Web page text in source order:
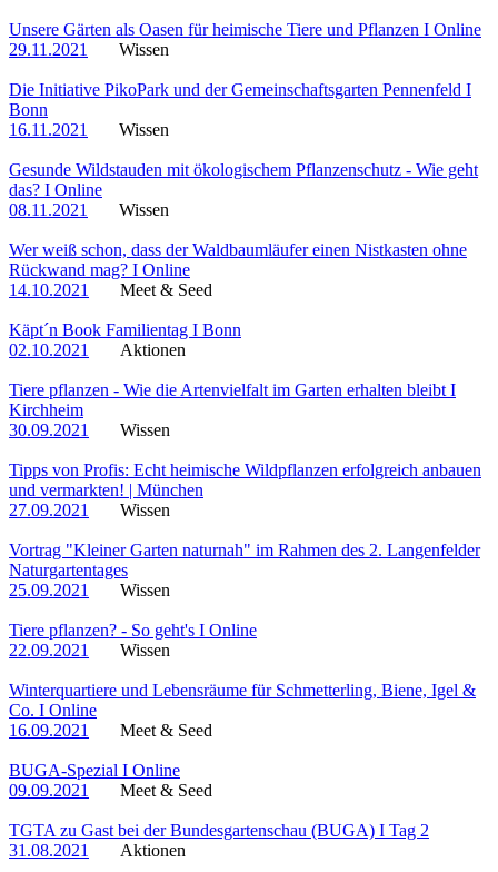
Unsere Gärten als Oasen für heimische Tiere und Pflanzen I Online
29.11.2021
Wissen
Die Initiative PikoPark und der Gemeinschaftsgarten Pennenfeld I
Bonn
16.11.2021
Wissen
Gesunde Wildstauden mit ökologischem Pflanzenschutz - Wie geht
das? I Online
08.11.2021
Wissen
Wer weiß schon, dass der Waldbaumläufer einen Nistkasten ohne
Rückwand mag? I Online
14.10.2021
Meet & Seed
Käpt´n Book Familientag I Bonn
02.10.2021
Aktionen
Tiere pflanzen - Wie die Artenvielfalt im Garten erhalten bleibt I
Kirchheim
30.09.2021
Wissen
Tipps von Profis: Echt heimische Wildpflanzen erfolgreich anbauen
und vermarkten! | München
27.09.2021
Wissen
Vortrag "Kleiner Garten naturnah" im Rahmen des 2. Langenfelder
Naturgartentages
25.09.2021
Wissen
Tiere pflanzen? - So geht's I Online
22.09.2021
Wissen
Winterquartiere und Lebensräume für Schmetterling, Biene, Igel &
Co. I Online
16.09.2021
Meet & Seed
BUGA-Spezial I Online
09.09.2021
Meet & Seed
TGTA zu Gast bei der Bundesgartenschau (BUGA) I Tag 2
31.08.2021
Aktionen